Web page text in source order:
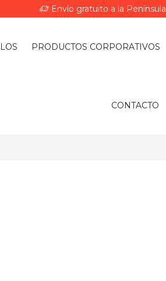
Envío gratuito a la Península
PRODUCTOS CORPORATIVOS
CONTACTO